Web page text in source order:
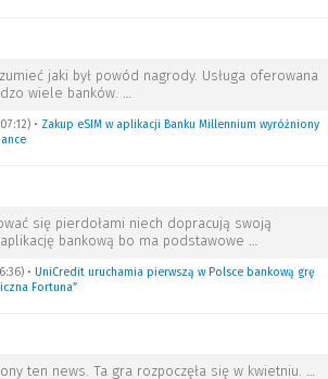
jaki był powód nagrody. Usługa oferowana
wiele banków. …
• Zakup eSIM w aplikacji Banku Millennium wyróżniony
się pierdołami niech dopracują swoją
bankową bo ma podstawowe …
• UniCredit uruchamia pierwszą w Polsce bankową grę
Fortuna”
ten news. Ta gra rozpoczęła się w kwietniu. …